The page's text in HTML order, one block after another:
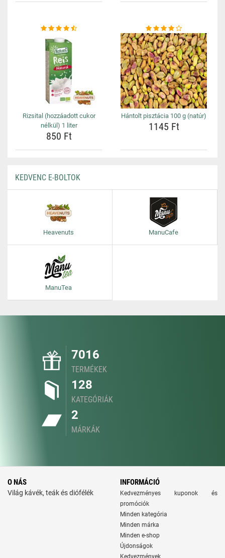
Rizsital (hozzáadott cukor
nélkül) 1 liter
850 Ft
Hántolt pisztácia 100 g (natúr)
1145 Ft
KEDVENC E-BOLTOK
Heavenuts ManuCafe
ManuTea
7016
TERMÉKEK
128
KATEGÓRIÁK
2
MÁRKÁK
O NÁS
Világ kávék, teák és diófélék
INFORMÁCIÓ
Kedvezményes kuponok és
promóciók
Minden kategória
Minden márka
Minden e-shop
Újdonságok
Kedvezmények